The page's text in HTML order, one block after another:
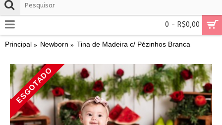
0 - R$0,00
Principal Newborn Tina de Madeira c/ Pézinhos Branca
ESGOTADO